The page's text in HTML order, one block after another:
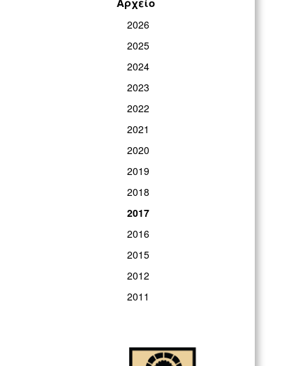
2026
2025
2024
2023
2022
2021
2020
2019
2018
2017
2016
2015
2012
2011